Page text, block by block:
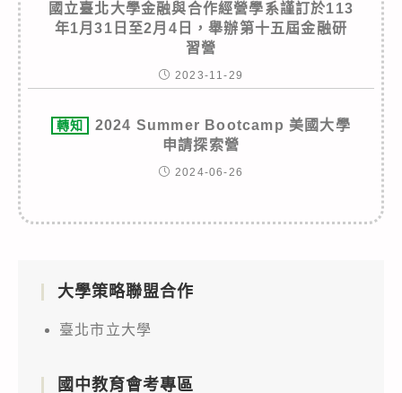
國立臺北大學金融與合作經營學系謹訂於113
年1月31日至2月4日，舉辦第十五屆金融研
習營
2023-11-29
轉知
2024 Summer Bootcamp 美國大學
申請探索營
2024-06-26
大學策略聯盟合作
臺北市立大學
國中教育會考專區